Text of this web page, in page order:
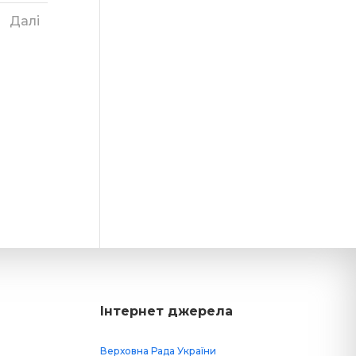
Далі
Інтернет джерела
Верховна Рада України